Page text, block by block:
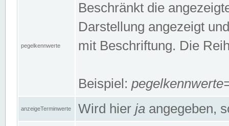
pegelkennwerte
Beschränkt die
Darstellung angezeigt
mit Beschriftung. Die
Beispiel:
anzeigeTerminwerte Wird hier ja angegeben,